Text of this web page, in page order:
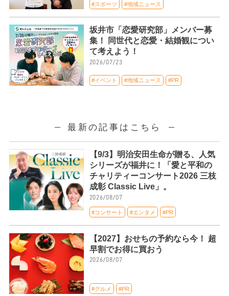
#スポーツ #地域ニュース
坂井市「恋愛研究部」メンバー募
集！ 同世代と恋愛・結婚観につい
て考えよう！
2026/07/23
#イベント #地域ニュース #PR
最新の記事はこちら
【9/3】明治安田生命が贈る、人気
シリーズが福井に！「愛と平和の
チャリティーコンサート2026 三枝
成彰 Classic Live」。
2026/08/07
#コンサート #エンタメ #PR
【2027】おせちの予約なら今！ 超
早割でお得に買おう
2026/08/07
#グルメ #PR